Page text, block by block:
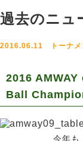
過去のニュ
2016.06.11 トーナメ
2016
Ball
今年も